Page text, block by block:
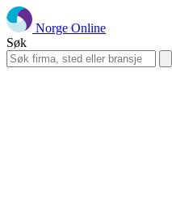
Norge Online
Søk